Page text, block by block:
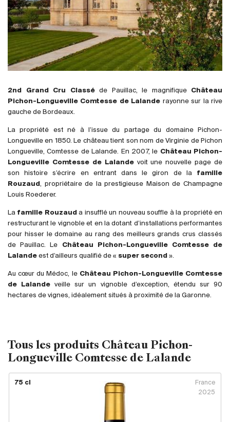
France
Italie
Espagne
Afrique du Sud
Allemagne
Australie
Autriche
Brésil
Chili
États-Unis
Hongrie
Liban
Portugal
Royaume-Uni
Checkout
Vins Bio
2nd Grand Cru Classé de Pauillac, le magnifique Château
Pichon-Longueville Comtesse de Lalande rayonne sur la rive
gauche de Bordeaux.
La propriété est né à l’issue du partage du domaine Pichon-
Longueville en 1850. Le château tient son nom de Virginie de Pichon
Longueville, Comtesse de Lalande. En 2007, le Château Pichon-
Longueville Comtesse de Lalandevoit une nouvelle page de
son histoire s’écrire en entrant dans le giron de la famille
Rouzaud, propriétaire de la prestigieuse Maison de Champagne
Louis Roederer.
La famille Rouzauda insufflé un nouveau souffle à la propriété en
restructurant le vignoble et en la dotant d’installations performantes
pour hisser le domaine au rang des meilleurs grands crus classés
de Pauillac. Le Château Pichon-Longueville Comtesse de
Lalande est d’ailleurs qualifié de « super second ».
Au cœur du Médoc, le Château Pichon-Longueville Comtesse
de Lalandeveille sur un vignoble d’exception, étendu sur 90
hectares de vignes, idéalement situés à proximité de la Garonne.
Tous les produits Château Pichon-
Longueville Comtesse de Lalande
75 cl
France
2025